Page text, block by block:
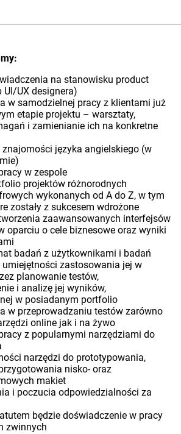
na stanowisku product
UI/UX designera)
w samodzielnej pracy z klientami już
etapie projektu – warsztaty,
i zamienianie ich na konkretne
znajomości języka angielskiego (w
w zespole
projektów różnorodnych
wykonanych od A do Z, w tym
zostały z sukcesem wdrożone
zaawansowanych interfejsów
oparciu o cele biznesowe oraz wyniki
badań z użytkownikami i badań
umiejętności zastosowania jej w
planowanie testów,
i analizę jej wyników,
w posiadanym portfolio
w przeprowadzaniu testów zarówno
online jak i na żywo
z popularnymi narzędziami do
narzędzi do prototypowania,
nisko- oraz
makiet
i poczucia odpowiedzialności za
będzie doświadczenie w pracy
zwinnych